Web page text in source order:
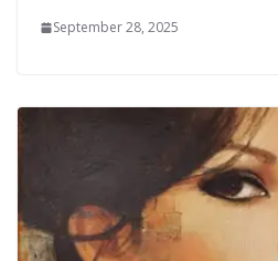
September 28, 2025